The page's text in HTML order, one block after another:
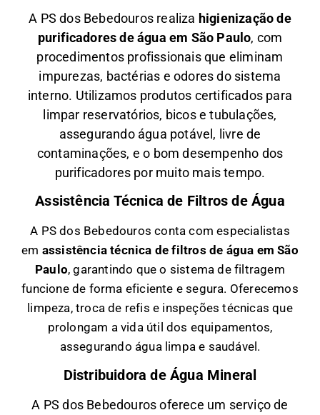
A PS dos Bebedouros realiza higienização de
purificadores de água em São Paulo, com
procedimentos profissionais que eliminam
impurezas, bactérias e odores do sistema
interno. Utilizamos produtos certificados para
limpar reservatórios, bicos e tubulações,
assegurando água potável, livre de
contaminações, e o bom desempenho dos
purificadores por muito mais tempo.
Assistência Técnica de Filtros de Água
A PS dos Bebedouros conta com especialistas
em assistência técnica de filtros de água em São
Paulo, garantindo que o sistema de filtragem
funcione de forma eficiente e segura. Oferecemos
limpeza, troca de refis e inspeções técnicas que
prolongam a vida útil dos equipamentos,
assegurando água limpa e saudável.
Distribuidora de Água Mineral
A PS dos Bebedouros oferece um serviço de